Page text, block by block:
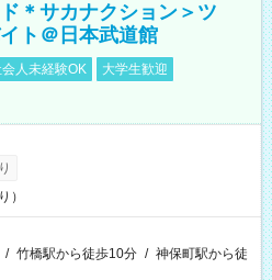
＊サカナクション＞ツ
ト＠日本武道館
人未経験OK
大学生歓迎
）
/ 竹橋駅から徒歩10分 / 神保町駅から徒